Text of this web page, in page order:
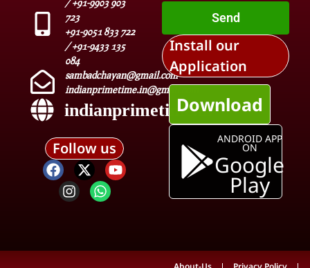
723
+91-9051 833 722
/ +91-9433 135
084
sambadchayan@gmail.com
indianprimetime.in@gmail.com
indianprimetime.in
Follow us
Send
Install our
Application
Download
ANDROID APP
ON
Google
Play